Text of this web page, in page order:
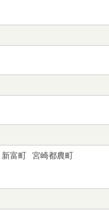
新富町
宮崎都農町